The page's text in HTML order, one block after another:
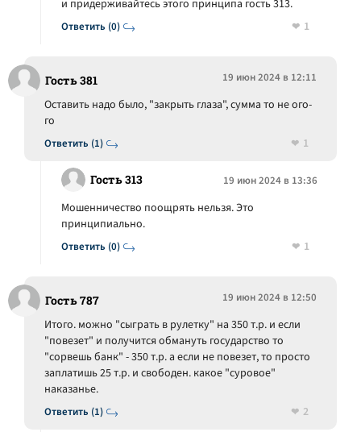
Ответить (0)
и придерживайтесь этого принципа гость 313.
1
Гость 381 19 июн 2024 в 12:11
Ответить (1)
Оставить надо было, "закрыть глаза", сумма то не ого-
го
1
Гость 313 19 июн 2024 в 13:36
Ответить (0)
Мошенничество поощрять нельзя. Это
принципиально.
1
Гость 787 19 июн 2024 в 12:50
Ответить (1)
Итого. можно "сыграть в рулетку" на 350 т.р. и если
"повезет" и получится обмануть государство то
"сорвешь банк" - 350 т.р. а если не повезет, то просто
заплатишь 25 т.р. и свободен. какое "суровое"
наказанье.
2